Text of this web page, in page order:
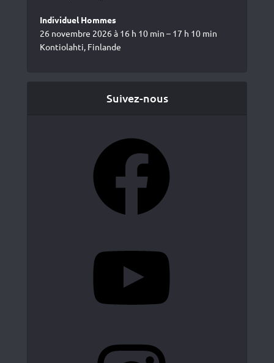
Individuel Hommes
26 novembre 2026 à 16 h 10 min – 17 h 10 min
Kontiolahti, Finlande
Suivez-nous